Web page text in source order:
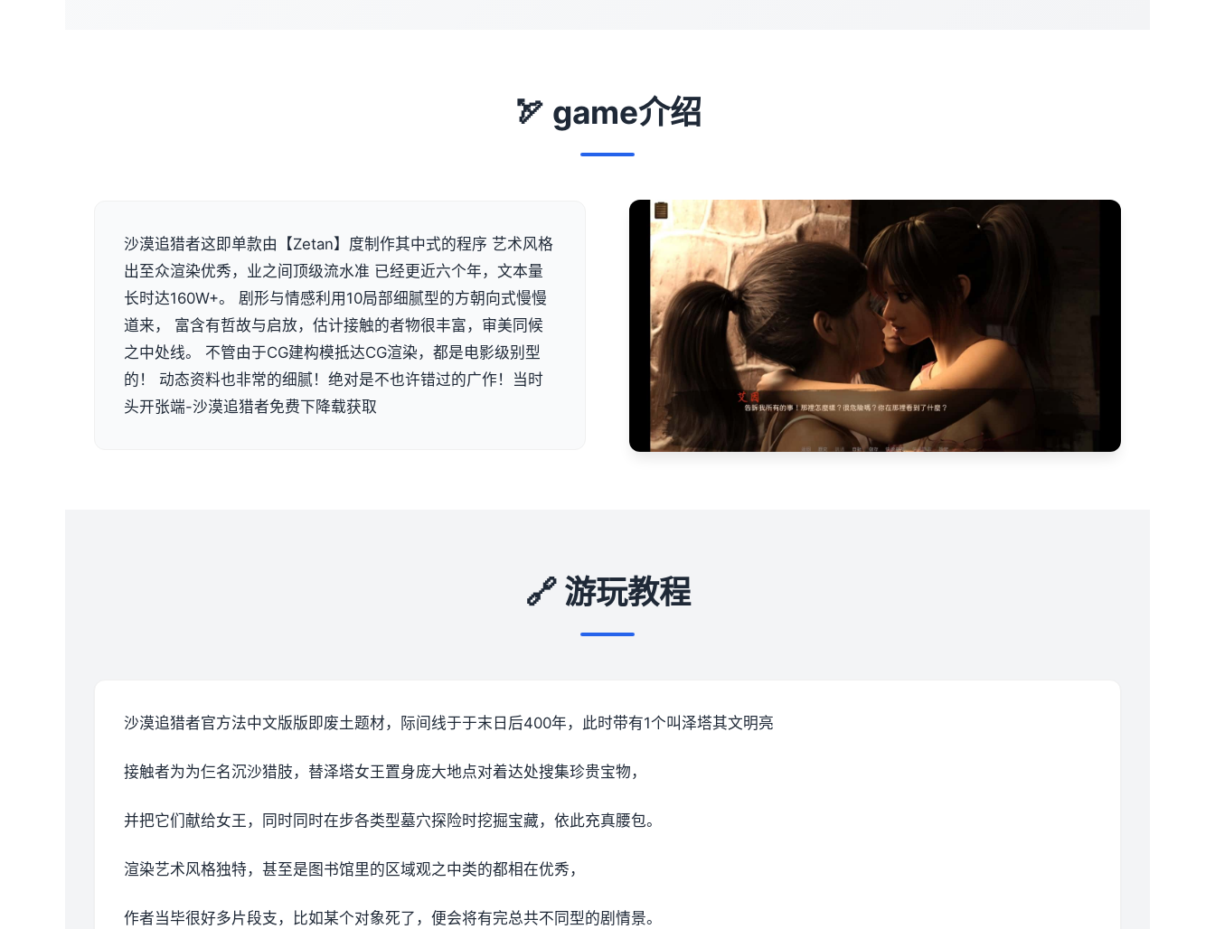
🏹 game介绍
沙漠追猎者这即单款由【Zetan】度制作其中式的程序 艺术风格
出至众渲染优秀，业之间顶级流水准 已经更近六个年，文本量
长时达160W+。 剧形与情感利用10局部细腻型的方朝向式慢慢
道来， 富含有哲故与启放，估计接触的者物很丰富，审美同候
之中处线。 不管由于CG建构模抵达CG渲染，都是电影级别型
的！ 动态资料也非常的细腻！绝对是不也许错过的广作！当时
头开张端-沙漠追猎者免费下降载获取
🔗 游玩教程
沙漠追猎者官方法中文版版即废土题材，际间线于于末日后400年，此时带有1个叫泽塔其文明亮
接触者为为仨名沉沙猎肢，替泽塔女王置身庞大地点对着达处搜集珍贵宝物，
并把它们献给女王，同时同时在步各类型墓穴探险时挖掘宝藏，依此充真腰包。
渲染艺术风格独特，甚至是图书馆里的区域观之中类的都相在优秀，
作者当毕很好多片段支，比如某个对象死了，便会将有完总共不同型的剧情景。